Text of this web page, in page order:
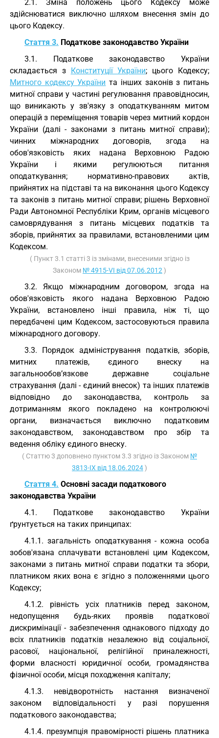
2.1. Зміна положень цього Кодексу може
здійснюватися виключно шляхом внесення змін до
цього Кодексу.
Стаття 3. Податкове законодавство України
3.1. Податкове законодавство України
складається з Конституції України; цього Кодексу;
Митного кодексу України та інших законів з питань
митної справи у частині регулювання правовідносин,
що виникають у зв'язку з оподаткуванням митом
операцій з переміщення товарів через митний кордон
України (далі - законами з питань митної справи);
чинних міжнародних договорів, згода на
обов'язковість яких надана Верховною Радою
України і якими регулюються питання
оподаткування; нормативно-правових актів,
прийнятих на підставі та на виконання цього Кодексу
та законів з питань митної справи; рішень Верховної
Ради Автономної Республіки Крим, органів місцевого
самоврядування з питань місцевих податків та
зборів, прийнятих за правилами, встановленими цим
Кодексом.
( Пункт 3.1 статті 3 із змінами, внесеними згідно із
Законом № 4915-VI від 07.06.2012 )
3.2. Якщо міжнародним договором, згода на
обов'язковість якого надана Верховною Радою
України, встановлено інші правила, ніж ті, що
передбачені цим Кодексом, застосовуються правила
міжнародного договору.
3.3. Порядок адміністрування податків, зборів,
митних платежів, єдиного внеску на
загальнообов’язкове державне соціальне
страхування (далі - єдиний внесок) та інших платежів
відповідно до законодавства, контроль за
дотриманням якого покладено на контролюючі
органи, визначається виключно податковим
законодавством, законодавством про збір та
ведення обліку єдиного внеску.
( Статтю 3 доповнено пунктом 3.3 згідно із Законом №
3813-IX від 18.06.2024)
Стаття 4. Основні засади податкового
законодавства України
4.1. Податкове законодавство України
ґрунтується на таких принципах:
4.1.1. загальність оподаткування - кожна особа
зобов'язана сплачувати встановлені цим Кодексом,
законами з питань митної справи податки та збори,
платником яких вона є згідно з положеннями цього
Кодексу;
4.1.2. рівність усіх платників перед законом,
недопущення будь-яких проявів податкової
дискримінації - забезпечення однакового підходу до
всіх платників податків незалежно від соціальної,
расової, національної, релігійної приналежності,
форми власності юридичної особи, громадянства
фізичної особи, місця походження капіталу;
4.1.3. невідворотність настання визначеної
законом відповідальності у разі порушення
податкового законодавства;
4.1.4. презумпція правомірності рішень платника